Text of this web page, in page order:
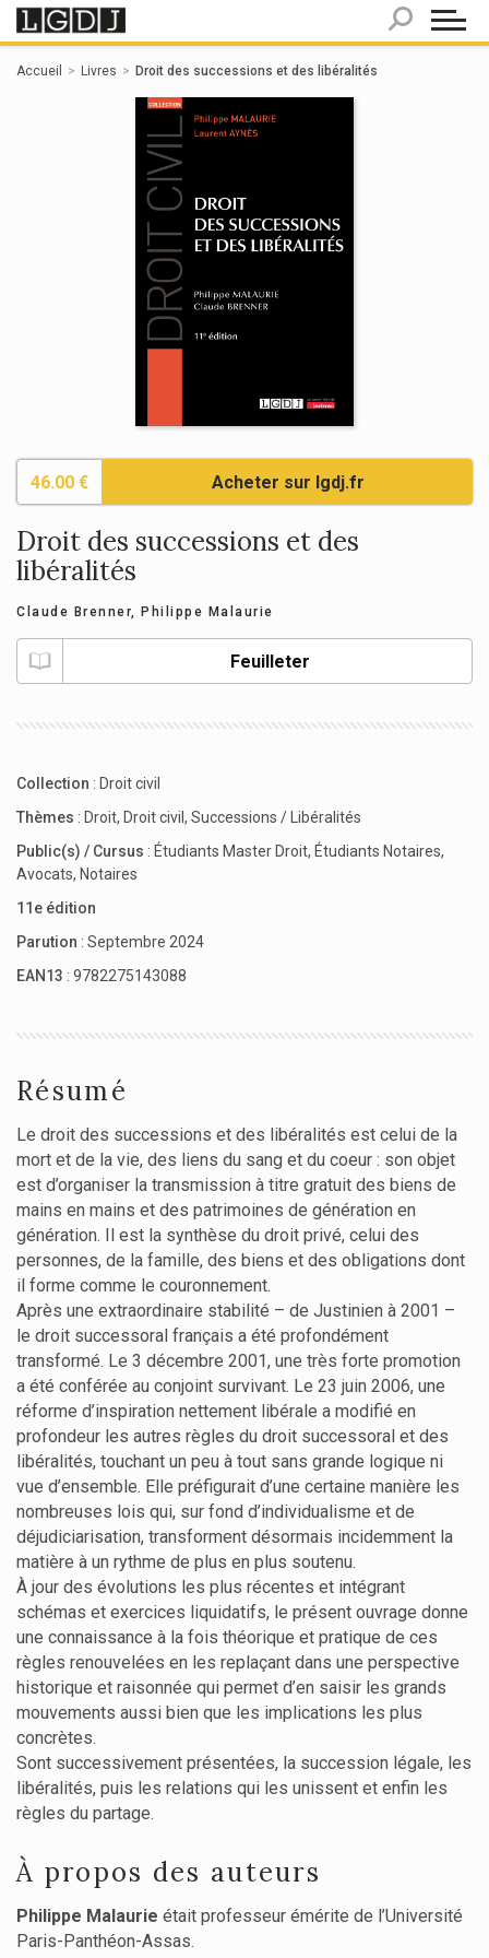
Accueil Livres Droit des successions et des libéralités
46.00 € Acheter sur lgdj.fr
Droit des successions et des
libéralités
Claude Brenner Philippe Malaurie
Feuilleter
Collection : Droit civil
Thèmes : Droit, Droit civil , Successions / Libéralités
Public(s) / Cursus : Étudiants Master Droit, Étudiants Notaires,
Avocats, Notaires
11e édition
Parution : Septembre 2024
EAN13 : 9782275143088
Résumé
Le droit des successions et des libéralités est celui de la
mort et de la vie, des liens du sang et du coeur : son objet
est d’organiser la transmission à titre gratuit des biens de
mains en mains et des patrimoines de génération en
génération. Il est la synthèse du droit privé, celui des
personnes, de la famille, des biens et des obligations dont
il forme comme le couronnement.
Après une extraordinaire stabilité – de Justinien à 2001 –
le droit successoral français a été profondément
transformé. Le 3 décembre 2001, une très forte promotion
a été conférée au conjoint survivant. Le 23 juin 2006, une
réforme d’inspiration nettement libérale a modifié en
profondeur les autres règles du droit successoral et des
libéralités, touchant un peu à tout sans grande logique ni
vue d’ensemble. Elle préfigurait d’une certaine manière les
nombreuses lois qui, sur fond d’individualisme et de
déjudiciarisation, transforment désormais incidemment la
matière à un rythme de plus en plus soutenu.
À jour des évolutions les plus récentes et intégrant
schémas et exercices liquidatifs, le présent ouvrage donne
une connaissance à la fois théorique et pratique de ces
règles renouvelées en les replaçant dans une perspective
historique et raisonnée qui permet d’en saisir les grands
mouvements aussi bien que les implications les plus
concrètes.
Sont successivement présentées, la succession légale, les
libéralités, puis les relations qui les unissent et enfin les
règles du partage.
À propos des auteurs
Philippe Malaurie était professeur émérite de l’Université
Paris-Panthéon-Assas.
Panneau de gestion des cookies